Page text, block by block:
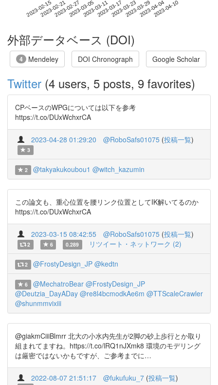
2023-02-152023-02-212023-02-272023-03-052023-03-112023-03-172023-03-232023-03-292023-04-042023-04-10
外部データベース (DOI)
4 Mendeley DOI Chronograph Google Scholar
Twitter (4 users, 5 posts, 9 favorites)
CPベースのWPGについては以下を参考
https://t.co/DUxWchxrCA
2023-04-28 01:29:20 @RoboSafs01075 (投稿一覧)
3
2 @takyakukoubou1 @witch_kazumin
この論文も、重心位置を腰リンク位置としてIK解いてるのか
https://t.co/DUxWchxrCA
2023-03-15 08:42:55 @RoboSafs01075 (投稿一覧)
2 6 0.289 リツイート・ネットワーク (2)
2 @FrostyDesign_JP @kedtn
6 @MechatroBear @FrostyDesign_JP
@Deutzia_DayADay @re8l4bcmodkAe6m @TTScaleCrawler
@shunmmvixiii
@giakmCiiiBlmrr 北大の小水内先生が2脚の砂上歩行とか取り
組まれてますね。https://t.co/lRQ1nJXmk8 環境のモデリング
は厳密ではないかもですが、ご参考までに…
2022-08-07 21:51:17 @fukufuku_7 (投稿一覧)